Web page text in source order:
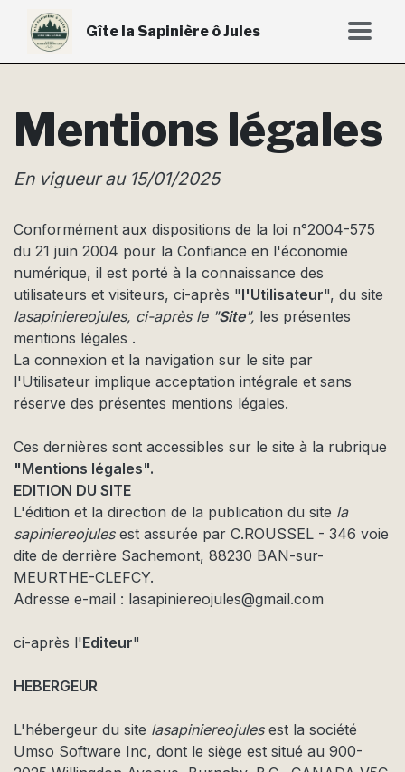
Gîte la Sapinière ô Jules
Mentions légales
En vigueur au 15/01/2025
Conformément aux dispositions de la loi n°2004-575
du 21 juin 2004 pour la Confiance en l'économie
numérique, il est porté à la connaissance des
utilisateurs et visiteurs, ci-après "l'Utilisateur", du site
lasapiniereojules, ci-après le "Site", les présentes
mentions légales .
La connexion et la navigation sur le site par
l'Utilisateur implique acceptation intégrale et sans
réserve des présentes mentions légales.
Ces dernières sont accessibles sur le site à la rubrique
"Mentions légales".
EDITION DU SITE
L'édition et la direction de la publication du site la
sapiniereojulesest assurée par C.ROUSSEL - 346 voie
dite de derrière Sachemont, 88230 BAN-sur-
MEURTHE-CLEFCY.
Adresse e-mail : lasapiniereojules@gmail.com
ci-après l'Editeur"
HEBERGEUR
L'hébergeur du site lasapiniereojulesest la société
Umso Software Inc, dont le siège est situé au 900-